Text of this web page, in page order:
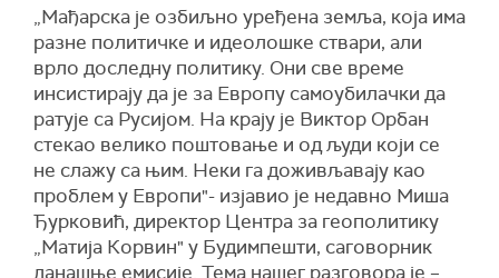
„Мађарска је озбиљно уређена земља, која има
разне политичке и идеолошке ствари, али
врло доследну политику. Они све време
инсистирају да је за Европу самоубилачки да
ратује са Русијом. На крају је Виктор Орбан
стекао велико поштовање и од људи који се
не слажу са њим. Неки га доживљавају као
проблем у Европи"- изјавио је недавно Миша
Ђурковић, директор Центра за геополитику
„Матија Корвин" у Будимпешти, саговорник
данашње емисије. Тема нашег разговора је –